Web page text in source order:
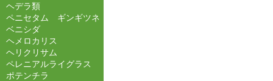
ヘデラ類
ペニセタム ギンギツネ
ベニシダ
ヘメロカリス
ヘリクリサム
ペレニアルライグラス
ポテンチラ